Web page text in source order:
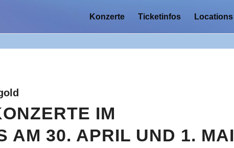
Konzerte Ticketinfos Locations
IM
AM 30. APRIL UND 1. MAI